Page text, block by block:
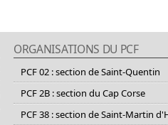
ORGANISATIONS DU PCF
PCF 02 : section de Saint-Quentin
PCF 2B : section du Cap Corse
PCF 38 : section de Saint-Martin